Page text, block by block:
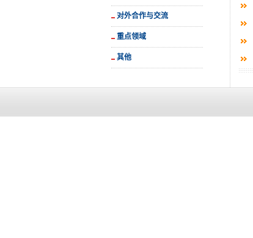
对外合作与交流
重点领域
其他